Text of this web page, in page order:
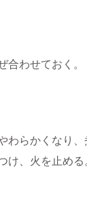
合わせておく。
わらかくなり
け、火を止める